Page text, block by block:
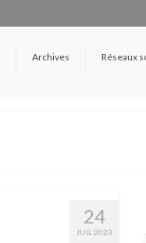
Archives Réseaux
24
JUIL 2023